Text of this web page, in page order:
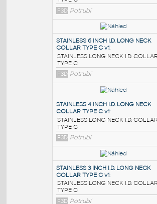
PODOBNÉ
STAINLESS 8 INCH I.D. LONG
COLLAR TYPE C v1:
STAINLESS LONG NECK I.D.
TYPE C
F3D Potrubí
STAINLESS 6 INCH I.D. LONG
COLLAR TYPE C v1
STAINLESS LONG NECK I.D.
TYPE C
F3D Potrubí